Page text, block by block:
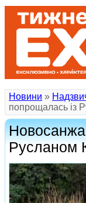
Новини »
попрощалась із
Русланом